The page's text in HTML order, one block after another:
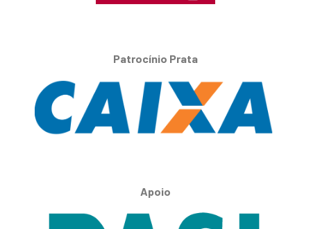
Patrocínio Prata
Apoio